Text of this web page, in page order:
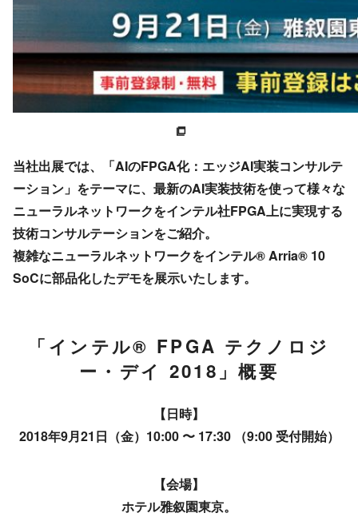
当社出展では、「AIのFPGA化：エッジAI実装コンサルテ
ーション」をテーマに、最新のAI実装技術を使って様々な
ニューラルネットワークをインテル社FPGA上に実現する
技術コンサルテーションをご紹介。
複雑なニューラルネットワークをインテル® Arria® 10
SoCに部品化したデモを展示いたします。
「インテル® FPGA テクノロジ
ー・デイ 2018」概要
【日時】
2018年9月21日（金）10:00 〜 17:30 （9:00 受付開始）
【会場】
ホテル雅叙園東京。